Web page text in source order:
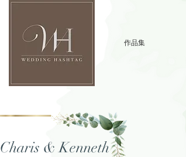
// 作品集
Charis & Kenneth